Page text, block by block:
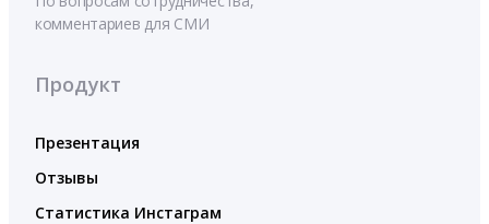
комментариев для СМИ
Продукт
Презентация
Отзывы
Статистика Инстаграм